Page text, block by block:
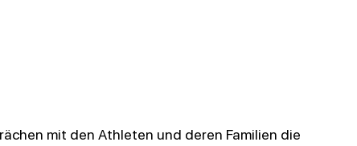
mit den Athleten und deren Familien die